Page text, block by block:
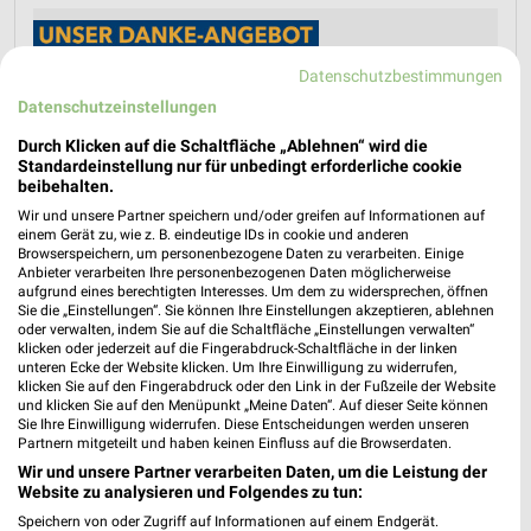
MEHR PROSPEKTE
Datenschutzbestimmungen
Datenschutzeinstellungen
Durch Klicken auf die Schaltfläche „Ablehnen“ wird die
Standardeinstellung nur für unbedingt erforderliche cookie
beibehalten.
Wir und unsere Partner speichern und/oder greifen auf Informationen auf
einem Gerät zu, wie z. B. eindeutige IDs in cookie und anderen
Browserspeichern, um personenbezogene Daten zu verarbeiten. Einige
Anbieter verarbeiten Ihre personenbezogenen Daten möglicherweise
aufgrund eines berechtigten Interesses. Um dem zu widersprechen, öffnen
Sie die „Einstellungen“. Sie können Ihre Einstellungen akzeptieren, ablehnen
oder verwalten, indem Sie auf die Schaltfläche „Einstellungen verwalten“
klicken oder jederzeit auf die Fingerabdruck-Schaltfläche in der linken
unteren Ecke der Website klicken. Um Ihre Einwilligung zu widerrufen,
klicken Sie auf den Fingerabdruck oder den Link in der Fußzeile der Website
und klicken Sie auf den Menüpunkt „Meine Daten“. Auf dieser Seite können
Sie Ihre Einwilligung widerrufen. Diese Entscheidungen werden unseren
Partnern mitgeteilt und haben keinen Einfluss auf die Browserdaten.
Wir und unsere Partner verarbeiten Daten, um die Leistung der
Website zu analysieren und Folgendes zu tun:
Speichern von oder Zugriff auf Informationen auf einem Endgerät.